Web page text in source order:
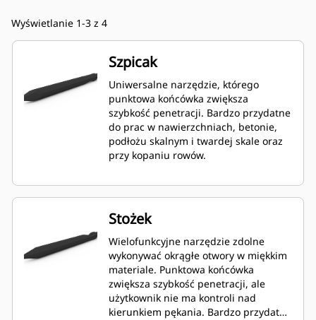
Wyświetlanie 1-3 z 4
Szpicak
Uniwersalne narzędzie, którego
punktowa końcówka zwiększa
szybkość penetracji. Bardzo przydatne
do prac w nawierzchniach, betonie,
podłożu skalnym i twardej skale oraz
przy kopaniu rowów.
Stożek
Wielofunkcyjne narzędzie zdolne
wykonywać okrągłe otwory w miękkim
materiale. Punktowa końcówka
zwiększa szybkość penetracji, ale
użytkownik nie ma kontroli nad
kierunkiem pękania. Bardzo przydatny